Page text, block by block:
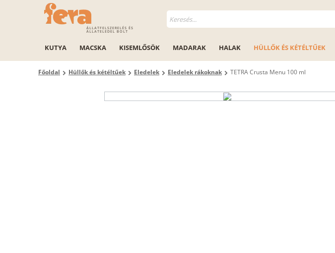
ÁLLATFELSZERELÉS ÉS
ÁLLATELEDEL BOLT
KUTYA MACSKA KISEMLŐSÖK MADARAK HALAK HÜLLŐK ÉS KÉTÉLTŰEK
Főoldal Hüllők és kétéltűek Eledelek Eledelek rákoknak TETRA Crusta Menu 100 ml